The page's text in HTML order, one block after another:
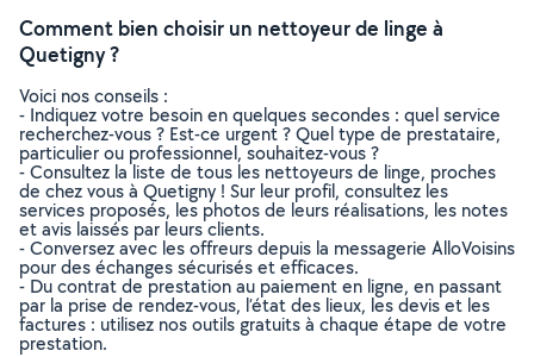
Comment bien choisir un nettoyeur de linge à
Quetigny ?
Voici nos conseils :
- Indiquez votre besoin en quelques secondes : quel service
recherchez-vous ? Est-ce urgent ? Quel type de prestataire,
particulier ou professionnel, souhaitez-vous ?
- Consultez la liste de tous les nettoyeurs de linge, proches
de chez vous à Quetigny ! Sur leur profil, consultez les
services proposés, les photos de leurs réalisations, les notes
et avis laissés par leurs clients.
- Conversez avec les offreurs depuis la messagerie AlloVoisins
pour des échanges sécurisés et efficaces.
- Du contrat de prestation au paiement en ligne, en passant
par la prise de rendez-vous, l’état des lieux, les devis et les
factures : utilisez nos outils gratuits à chaque étape de votre
prestation.